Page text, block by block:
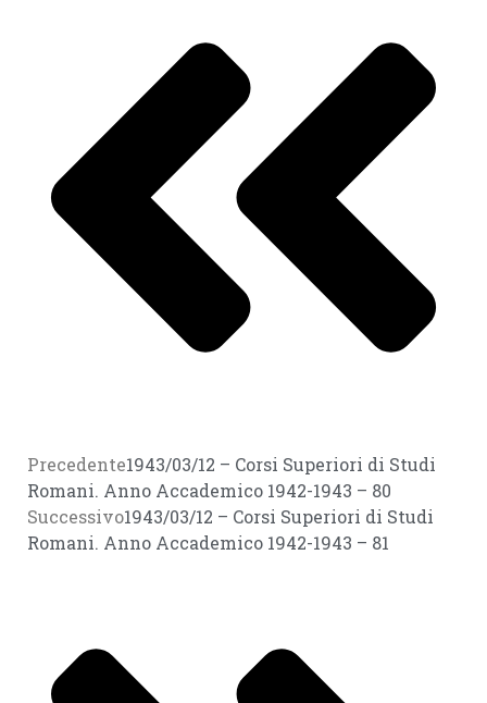
Precedente1943/03/12 – Corsi Superiori di Studi
Romani. Anno Accademico 1942-1943 – 80
Successivo1943/03/12 – Corsi Superiori di Studi
Romani. Anno Accademico 1942-1943 – 81